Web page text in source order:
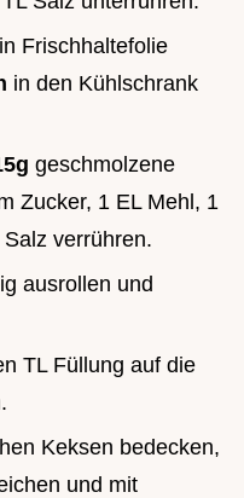
Frischhaltefolie
in den Kühlschrank
geschmolzene
Zucker, 1 EL Mehl, 1
verrühren.
ausrollen und
TL Füllung auf die
Keksen bedecken,
und mit